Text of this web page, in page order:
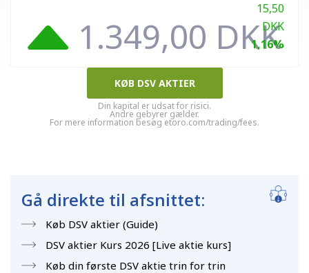
1.349,00 DKK
15,50
DKK
1,16%
KØB DSV AKTIER
Din kapital er udsat for risici.
Andre gebyrer gælder.
For mere information besøg etoro.com/trading/fees.
Gå direkte til afsnittet:
Køb DSV aktier (Guide)
DSV aktier Kurs 2026 [Live aktie kurs]
Køb din første DSV aktie trin for trin